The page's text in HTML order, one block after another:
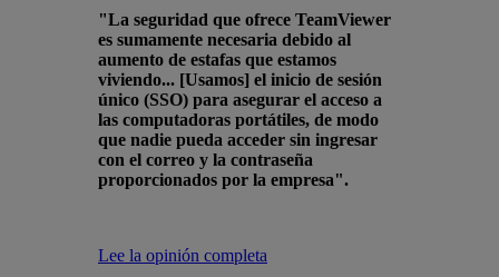
"La seguridad que ofrece TeamViewer
es sumamente necesaria debido al
aumento de estafas que estamos
viviendo... [Usamos] el inicio de sesión
único (SSO) para asegurar el acceso a
las computadoras portátiles, de modo
que nadie pueda acceder sin ingresar
con el correo y la contraseña
proporcionados por la empresa".
Lee la opinión completa